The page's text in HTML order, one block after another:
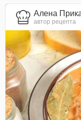
Алена
автор рецепта